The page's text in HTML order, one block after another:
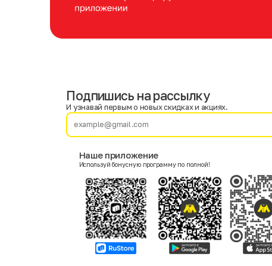
Фамилия
Женский
Согласие на получение чеков по электронной почте
Подпишись на рассылку
И узнавай первым о новых скидках и акциях.
Наше приложение
Используй бонусную программу по полной!